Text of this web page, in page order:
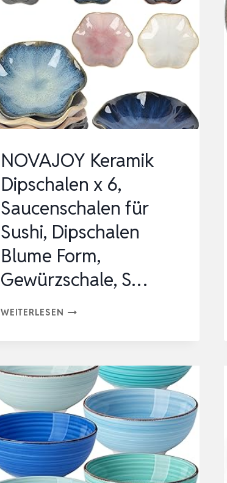
NOVAJOY Keramik
Dipschalen x 6,
Saucenschalen für
Sushi, Dipschalen
Blume Form,
Gewürzschale, S…
WEITERLESEN NOVAJOY
X
SAUCENSCHALEN
FÜR
SUSHI,
DIPSCHALEN
BLUME